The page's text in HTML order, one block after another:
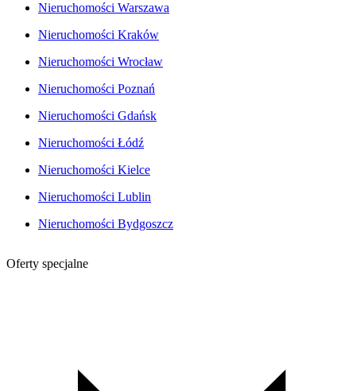
Nieruchomości Warszawa
Nieruchomości Kraków
Nieruchomości Wrocław
Nieruchomości Poznań
Nieruchomości Gdańsk
Nieruchomości Łódź
Nieruchomości Kielce
Nieruchomości Lublin
Nieruchomości Bydgoszcz
Oferty specjalne